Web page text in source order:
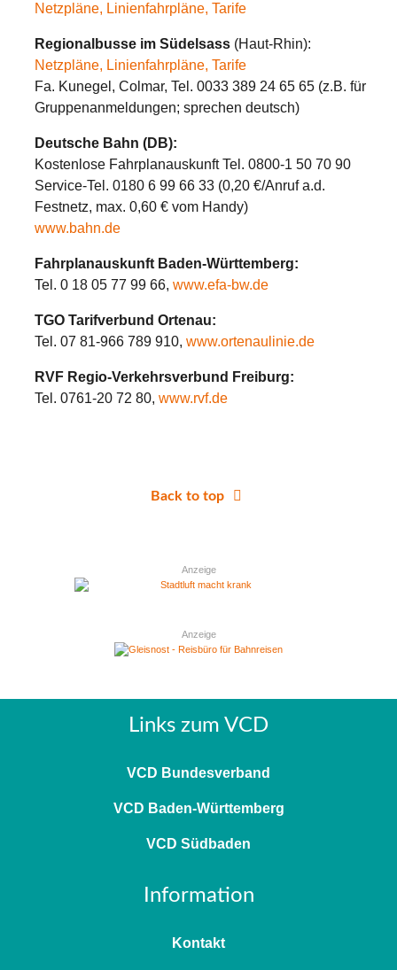
Netzpläne, Linienfahrpläne, Tarife
Regionalbusse im Südelsass (Haut-Rhin):
Netzpläne, Linienfahrpläne, Tarife
Fa. Kunegel, Colmar, Tel. 0033 389 24 65 65 (z.B. für
Gruppenanmeldungen; sprechen deutsch)
Deutsche Bahn (DB):
Kostenlose Fahrplanauskunft Tel. 0800-1 50 70 90
Service-Tel. 0180 6 99 66 33 (0,20 €/Anruf a.d.
Festnetz, max. 0,60 € vom Handy)
www.bahn.de
Fahrplanauskunft Baden-Württemberg:
Tel. 0 18 05 77 99 66, www.efa-bw.de
TGO Tarifverbund Ortenau:
Tel. 07 81-966 789 910, www.ortenaulinie.de
RVF Regio-Verkehrsverbund Freiburg:
Tel. 0761-20 72 80, www.rvf.de
Back to top
Anzeige
Anzeige
Links zum VCD
VCD Bundesverband
VCD Baden-Württemberg
VCD Südbaden
Information
Kontakt